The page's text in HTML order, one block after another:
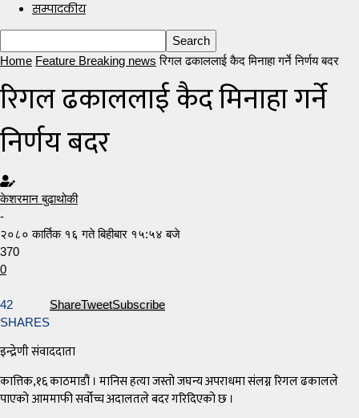
सम्पादकीय
Home Feature Breaking news रिगल ढकाललाई कैद मिनाहा गर्ने निर्णय बदर
रिगल ढकाललाई कैद मिनाहा गर्ने
निर्णय बदर
केशरमान बुढाथोकी
-
२०८० कार्तिक १६ गते बिहीबार १५:५४ बजे
370
0
42
SHARES
ShareTweetSubscribe
इन्द्रेणी संवाददाता
कात्तिक,१६ काठमाडौं । मानिस हत्या जस्तो जघन्य अपराधमा संलग्न रिगल ढकालले
पाएको आममाफी सर्वोच्च अदालतले बदर गरिदिएको छ ।